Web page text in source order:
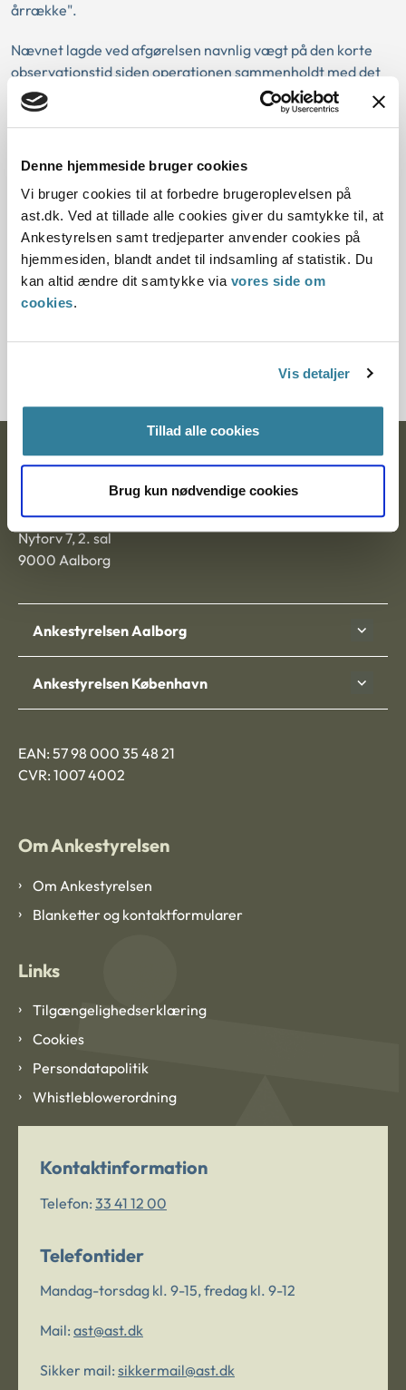
Denne hjemmeside bruger cookies
Vi bruger cookies til at forbedre brugeroplevelsen på
ast.dk. Ved at tillade alle cookies giver du samtykke til, at
Ankestyrelsen samt tredjeparter anvender cookies på
hjemmesiden, blandt andet til indsamling af statistik. Du
kan altid ændre dit samtykke via vores side om
cookies.
Vis detaljer
Tillad alle cookies
Brug kun nødvendige cookies
årrække".
Nævnet lagde ved afgørelsen navnlig vægt på den korte
observationstid siden operationen sammenholdt med det
uforudsigelige forløb af sygdommen. På tidspunktet for
afgørelsen var der på denne baggrund efter nævnets
adoptionsforløb ville være til barnets bedste.
Det var dog nævnets opfattelse, at ansøgerens Morbus
Crohn sygdom ikke længere vil være til hinder for
godkendelse efter 2 års symptomfrihed regnet fra ophøret
af ansøgerens prednisolon behandling, hvis der på dette
tidspunkt samtidig ikke påvises slimhindeforandringer i
tarmen. Nævnet anførte i den forbindelse, at det vil være
Ankestyrelsen
Nytorv 7, 2. sal
9000 Aalborg
Ankestyrelsen Aalborg
Ankestyrelsen København
EAN: 57 98 000 35 48 21
CVR: 1007 4002
Om Ankestyrelsen
Om Ankestyrelsen
Blanketter og kontaktformularer
Links
Tilgængelighedserklæring
Cookies
Persondatapolitik
Whistleblowerordning
Kontaktinformation
Telefon: 33 41 12 00
Telefontider
Mandag-torsdag kl. 9-15, fredag kl. 9-12
Mail: ast@ast.dk
Sikker mail: sikkermail@ast.dk